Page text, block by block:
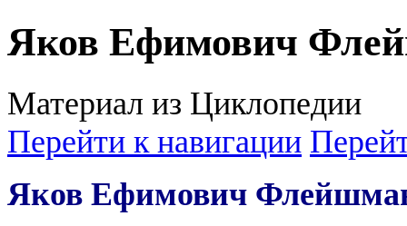
Яков Ефимович
Материал из Циклопедии
Перейти к навигации
Яков Ефимович